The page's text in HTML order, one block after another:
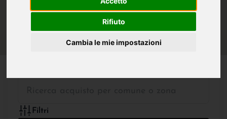
Rifiuto
Cambia le mie impostazioni
Filtri